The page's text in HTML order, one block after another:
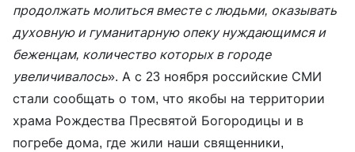
продолжать молиться вместе с людьми, оказывать
духовную и гуманитарную опеку нуждающимся и
беженцам, количество которых в городе
увеличивалось». А с 23 ноября российские СМИ
стали сообщать о том, что якобы на территории
храма Рождества Пресвятой Богородицы и в
погребе дома, где жили наши священники,